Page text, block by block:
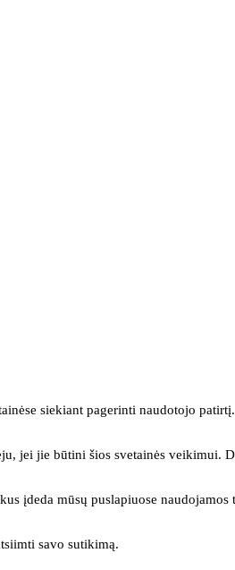
siekiant pagerinti naudotojo patirtį.
jei jie būtini šios svetainės veikimui.
įdeda mūsų puslapiuose naudojamos
savo sutikimą.